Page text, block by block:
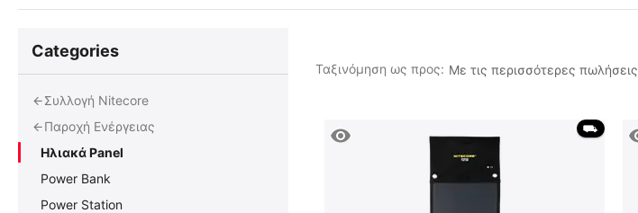
Ταξινόμηση ως προς: Με τις περισσότερες πωλήσεις
⛟
Сategories
Συλλογή Nitecore
Παροχή Ενέργειας
Ηλιακά Panel
Power Bank
Power Station